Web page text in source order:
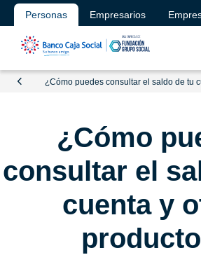
Personas Empresarios
¿Cómo puedes consultar el saldo de tu
¿Cómo
consultar el
cuenta y